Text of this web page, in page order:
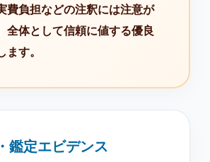
費負担などの注釈には注意が
全体として信頼に値する優良
す。
鑑定エビデンス